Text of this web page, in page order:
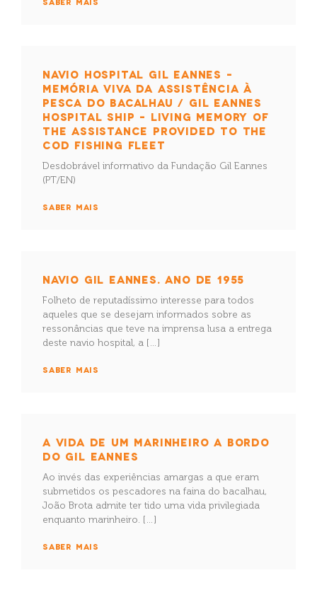
NAVIO HOSPITAL GIL EANNES –
MEMÓRIA VIVA DA ASSISTÊNCIA À
PESCA DO BACALHAU / GIL EANNES
HOSPITAL SHIP – LIVING MEMORY OF
THE ASSISTANCE PROVIDED TO THE
COD FISHING FLEET
Desdobrável informativo da Fundação Gil Eannes
(PT/EN)
SABER MAIS
NAVIO GIL EANNES. ANO DE 1955
Folheto de reputadíssimo interesse para todos
aqueles que se desejam informados sobre as
ressonâncias que teve na imprensa lusa a entrega
deste navio hospital, a […]
SABER MAIS
A VIDA DE UM MARINHEIRO A BORDO
DO GIL EANNES
Ao invés das experiências amargas a que eram
submetidos os pescadores na faina do bacalhau,
João Brota admite ter tido uma vida privilegiada
enquanto marinheiro. […]
SABER MAIS